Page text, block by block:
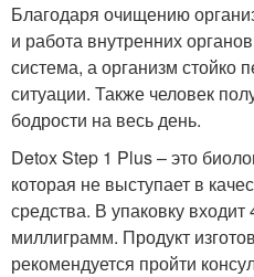
Благодаря очищению
и работа внутренних
система, а организм стойко
ситуации. Также человек
бодрости на весь день.
Detox Step 1 Plus – это
которая не выступает в
средства. В упаковку входит
миллиграмм. Продукт
рекомендуется пройти